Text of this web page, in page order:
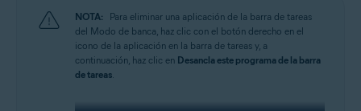
NOTA:
Para eliminar una aplicación de la barra de tareas
del Modo de banca, haz clic con el botón derecho en el
icono de la aplicación en la barra de tareas y, a
continuación, haz clic en Desancla este programa de la barra
de tareas.